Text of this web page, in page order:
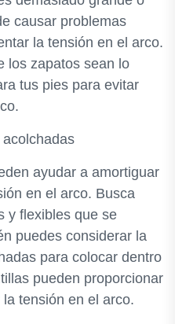
causar problemas
la tensión en el arco.
los zapatos sean lo
tus pies para evitar
ayudar a amortiguar
en el arco. Busca
y flexibles que se
puedes considerar la
para colocar dentro
pueden proporcionar
tensión en el arco.